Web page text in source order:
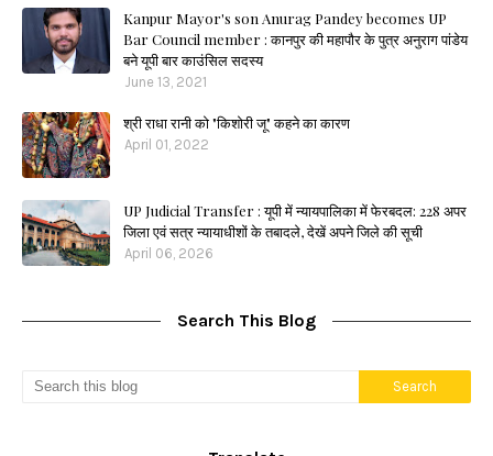
Kanpur Mayor's son Anurag Pandey becomes UP
Bar Council member : कानपुर की महापौर के पुत्र अनुराग पांडेय
बने यूपी बार काउंसिल सदस्य
June 13, 2021
श्री राधा रानी को "किशोरी जू" कहने का कारण
April 01, 2022
UP Judicial Transfer : यूपी में न्यायपालिका में फेरबदल: 228 अपर
जिला एवं सत्र न्यायाधीशों के तबादले, देखें अपने जिले की सूची
April 06, 2026
Search This Blog